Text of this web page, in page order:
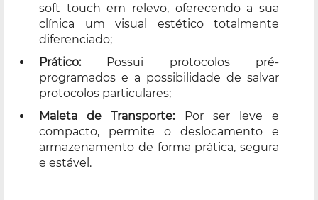
soft touch em relevo, oferecendo a sua
clínica um visual estético totalmente
diferenciado;
Prático:Possui protocolos pré-
programados e a possibilidade de salvar
protocolos particulares;
Maleta de Transporte:Por ser leve e
compacto, permite o deslocamento e
armazenamento de forma prática, segura
e estável.